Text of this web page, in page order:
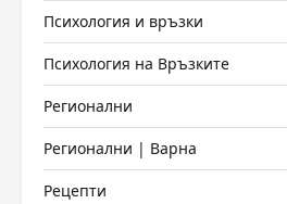
Психология и връзки
Психология на Връзките
Регионални
Регионални | Варна
Рецепти